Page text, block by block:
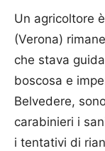
Un agricoltore
(Verona)
che stava
boscosa e
Belvedere,
carabinieri i
i tentativi di